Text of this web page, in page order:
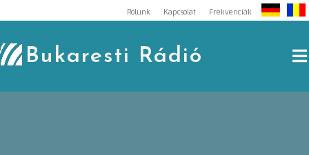
to
content
Rólunk Kapcsolat Frekvenciák
Bukaresti Rádió